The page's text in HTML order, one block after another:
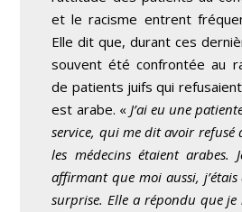
et le racisme entrent
Elle dit que, durant ces
souvent été confrontée au
de patients juifs qui
est arabe. « J’ai eu une
service, qui me dit avoir refusé
les médecins étaient arabes.
affirmant que moi aussi,
surprise. Elle a répondu que je